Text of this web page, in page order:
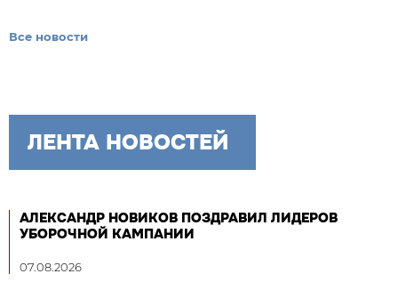
Все новости
ЛЕНТА НОВОСТЕЙ
АЛЕКСАНДР НОВИКОВ ПОЗДРАВИЛ ЛИДЕРОВ
УБОРОЧНОЙ КАМПАНИИ
07.08.2026